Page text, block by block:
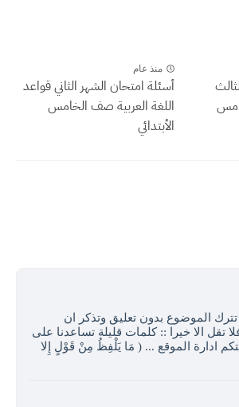
منذ عام
أسئلة امتحان الشهر الثاني قواعد
اللغة العربية صف الخامس
الأبتدائي
الموضوع بدون تعليق وتذكر ان
تقل الا خيرا :: كلمات قليلة تساعدنا على
ادارة الموقع ... ( مَا يَلْفِظُ مِنْ قَوْلٍ إِلا